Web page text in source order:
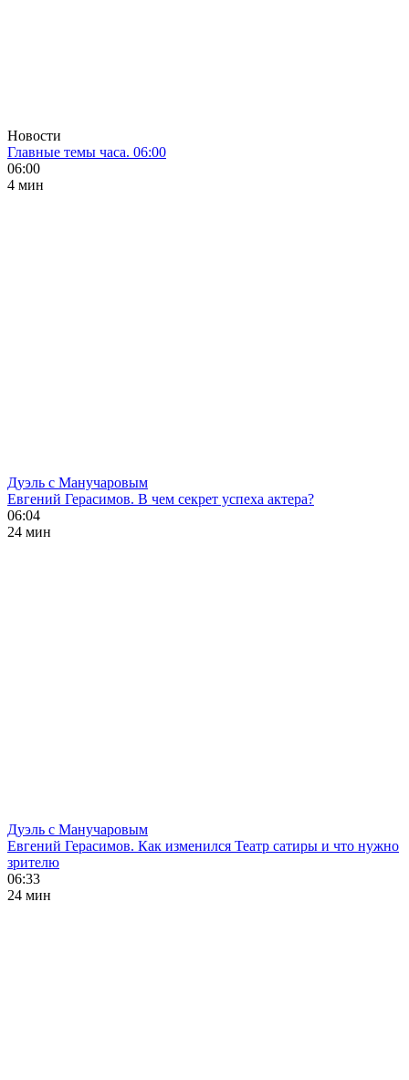
Новости
Главные темы часа. 06:00
06:00
4 мин
Дуэль с Манучаровым
Евгений Герасимов. В чем секрет успеха актера?
06:04
24 мин
Дуэль с Манучаровым
Евгений Герасимов. Как изменился Театр сатиры и что нужно
зрителю
06:33
24 мин